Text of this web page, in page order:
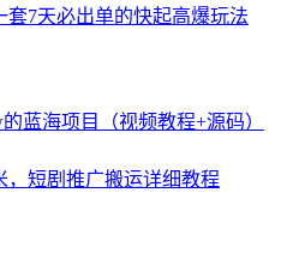
套7天必出单的快起高爆玩法
蓝海项目（视频教程+源码）
，短剧推广搬运详细教程